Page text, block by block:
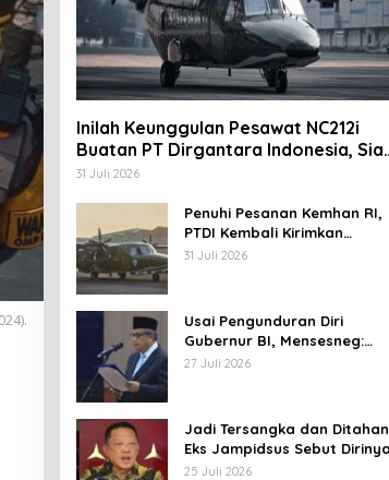
Inilah Keunggulan Pesawat NC212i
Buatan PT Dirgantara Indonesia,
Dukung Berbagai Operasi TNI
31 Juli 2026
Penuhi Pesanan Kemhan RI,
PTDI Kembali Kirimkan
Pesawat NC212i ke Pangkalan
31 Juli 2026
Usai Pengunduran Diri
Gubernur BI, Mensesneg:
Segera Terbit Keppres
27 Juli 2026
Jadi Tersangka dan
Eks Jampidsus Sebut Dirinya
Korban Kriminalisasi
25 Juli 2026